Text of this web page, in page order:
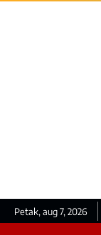
Petak, aug 7, 2026